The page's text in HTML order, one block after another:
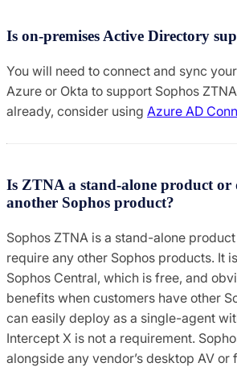
Is on-premises Active Directory
You will need to connect and sync
Azure or Okta to support Sophos
already, consider using Azure AD
Is ZTNA a stand-alone product or
another Sophos product?
Sophos ZTNA is a stand-alone
require any other Sophos products. It
Sophos Central, which is free, and
benefits when customers have other
can easily deploy as a single-agent
Intercept X is not a requirement.
alongside any vendor’s desktop AV or